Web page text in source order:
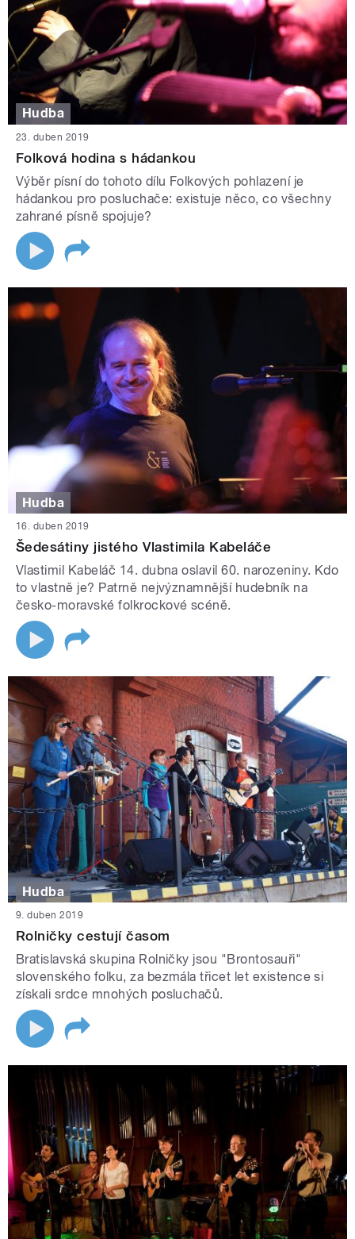
Hudba
23. duben 2019
Folková hodina s hádankou
Výběr písní do tohoto dílu Folkových pohlazení je
hádankou pro posluchače: existuje něco, co všechny
zahrané písně spojuje?
Hudba
16. duben 2019
Šedesátiny jistého Vlastimila Kabeláče
Vlastimil Kabeláč 14. dubna oslavil 60. narozeniny. Kdo
to vlastně je? Patrně nejvýznamnější hudebník na
česko-moravské folkrockové scéně.
Hudba
9. duben 2019
Rolničky cestují časom
Bratislavská skupina Rolničky jsou "Brontosauři"
slovenského folku, za bezmála třicet let existence si
získali srdce mnohých posluchačů.